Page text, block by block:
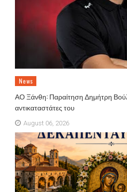
News
ΑΟ Ξάνθη: Παραίτηση Δημήτρη
αντικαταστάτες του
August 06, 2026